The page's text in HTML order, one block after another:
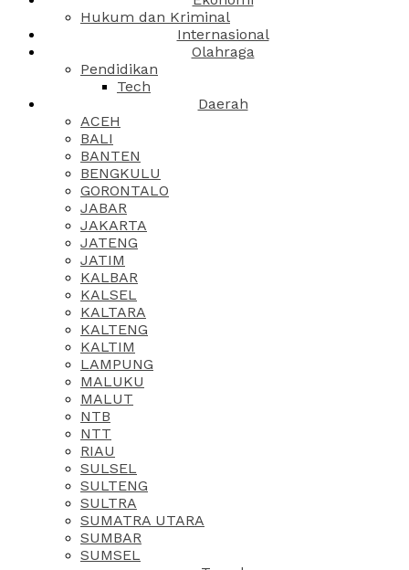
Hukum dan Kriminal
Internasional
Olahraga
Pendidikan
Tech
Daerah
ACEH
BALI
BANTEN
BENGKULU
GORONTALO
JABAR
JAKARTA
JATENG
JATIM
KALBAR
KALSEL
KALTARA
KALTENG
KALTIM
LAMPUNG
MALUKU
MALUT
NTB
NTT
RIAU
SULSEL
SULTENG
SULTRA
SUMATRA UTARA
SUMBAR
SUMSEL